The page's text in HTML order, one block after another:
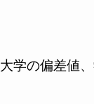
学の偏差値